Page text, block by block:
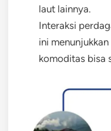
laut lainnya.
Interaksi
ini
komoditas bisa